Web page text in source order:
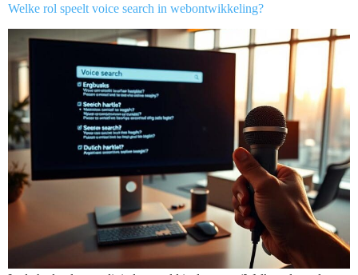
Welke rol speelt voice search in webontwikkeling?